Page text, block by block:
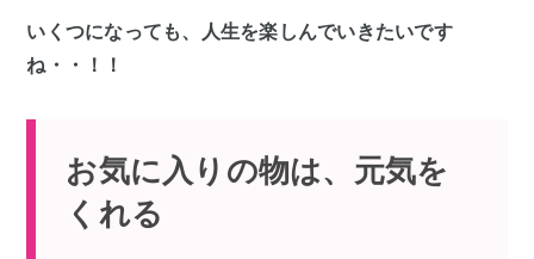
いくつになっても、人生を楽しんでいきたいです
ね・・！！
お気に入りの物は、元気を
くれる